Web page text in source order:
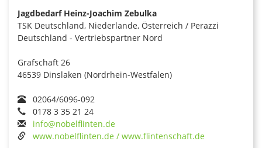
Jagdbedarf Heinz-Joachim Zebulka
TSK Deutschland, Niederlande, Österreich / Perazzi
Deutschland - Vertriebspartner Nord
Grafschaft 26
46539 Dinslaken (Nordrhein-Westfalen)
02064/6096-092
0178 3 35 21 24
info@nobelflinten.de
www.nobelflinten.de / www.flintenschaft.de